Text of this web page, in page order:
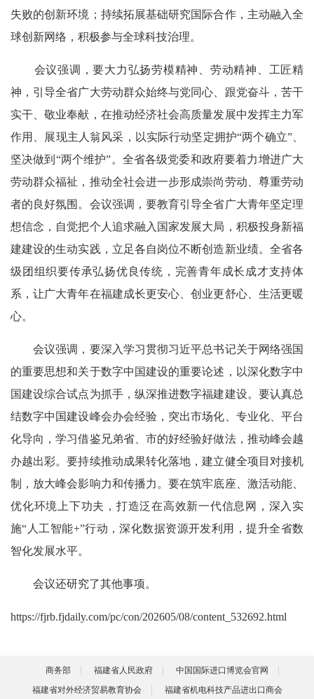
失败的创新环境；持续拓展基础研究国际合作，主动融入全
球创新网络，积极参与全球科技治理。
会议强调，要大力弘扬劳模精神、劳动精神、工匠精
神，引导全省广大劳动群众始终与党同心、跟党奋斗，苦干
实干、敬业奉献，在推动经济社会高质量发展中发挥主力军
作用、展现主人翁风采，以实际行动坚定拥护“两个确立”、
坚决做到“两个维护”。全省各级党委和政府要着力增进广大
劳动群众福祉，推动全社会进一步形成崇尚劳动、尊重劳动
者的良好氛围。会议强调，要教育引导全省广大青年坚定理
想信念，自觉把个人追求融入国家发展大局，积极投身新福
建建设的生动实践，立足各自岗位不断创造新业绩。全省各
级团组织要传承弘扬优良传统，完善青年成长成才支持体
系，让广大青年在福建成长更安心、创业更舒心、生活更暖
心。
会议强调，要深入学习贯彻习近平总书记关于网络强国
的重要思想和关于数字中国建设的重要论述，以深化数字中
国建设综合试点为抓手，纵深推进数字福建建设。要认真总
结数字中国建设峰会办会经验，突出市场化、专业化、平台
化导向，学习借鉴兄弟省、市的好经验好做法，推动峰会越
办越出彩。要持续推动成果转化落地，建立健全项目对接机
制，放大峰会影响力和传播力。要在筑牢底座、激活动能、
优化环境上下功夫，打造泛在高效新一代信息网，深入实
施“人工智能+”行动，深化数据资源开发利用，提升全省数
智化发展水平。
会议还研究了其他事项。
https://fjrb.fjdaily.com/pc/con/202605/08/content_532692.html
商务部 福建省人民政府
中国国际进口博览会官网
福建省对外经济贸易教育协会
福建省机电科技产品进出口商会